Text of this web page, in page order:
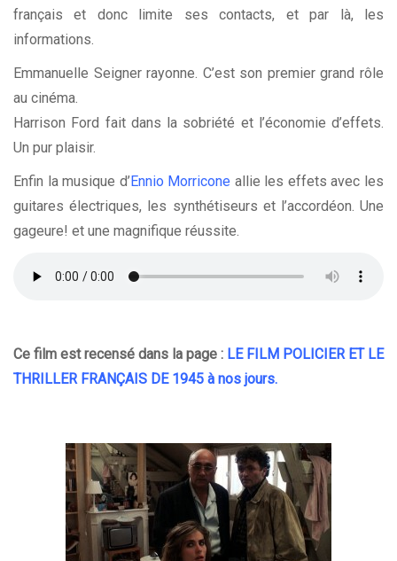
français et donc limite ses contacts, et par là, les
informations.
Emmanuelle Seigner rayonne. C’est son premier grand rôle
au cinéma.
Harrison Ford fait dans la sobriété et l’économie d’effets.
Un pur plaisir.
Enfin la musique d’ Ennio Morricone allie les effets avec les
guitares électriques, les synthétiseurs et l’accordéon. Une
gageure! et une magnifique réussite.
Ce film est recensé dans la page : LE FILM POLICIER ET LE
THRILLER FRANÇAIS DE 1945 à nos jours.